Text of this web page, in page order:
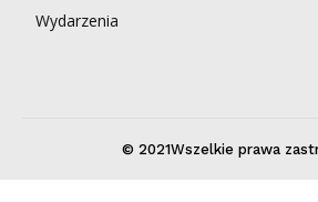
Wydarzenia
© 2021Wszelkie prawa